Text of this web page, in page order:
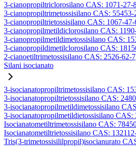
3-cianopropiltriclorosilano CAS: 1071-27-
3-cianopropiltrimetossisilano CAS: 55453-
3-cianopropiltrietossisilano CAS: 1067-47-
3-cianopropilmetildiclorosilano CAS:
3-cianopropilmetildimetossisilano CAS:
3-cianopropildimetilclorosilano CAS:
2-cianoetiltrimetossisilano CAS: 2526-62-7
Silani isocianato
3-isocianatopropiltrimetossisilano CAS:
3-isocianatopropiltrietossisilano CAS:
3-isocianatopropilmetildimetossisilano
3-isocianatopropilmetildietossisilano CAS:
Isocianatometiltrimetossisilano CAS:
Isocianatometiltrietossisilano CAS:
Tris(3-trimetossisililpropil)isocianurato